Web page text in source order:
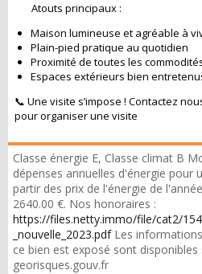
Atouts principaux :
Maison lumineuse et agréable à
Plain-pied pratique au quotidien
Proximité de toutes les
Espaces extérieurs bien
📞 Une visite s’impose ! Contactez
pour organiser une visite
Classe énergie E, Classe climat B
dépenses annuelles d'énergie pour
partir des prix de l'énergie de
2640.00 €. Nos honoraires :
https://files.netty.immo/file/cat2/
_nouvelle_2023.pdfLes
ce bien est exposé sont disponibles
georisques.gouv.fr